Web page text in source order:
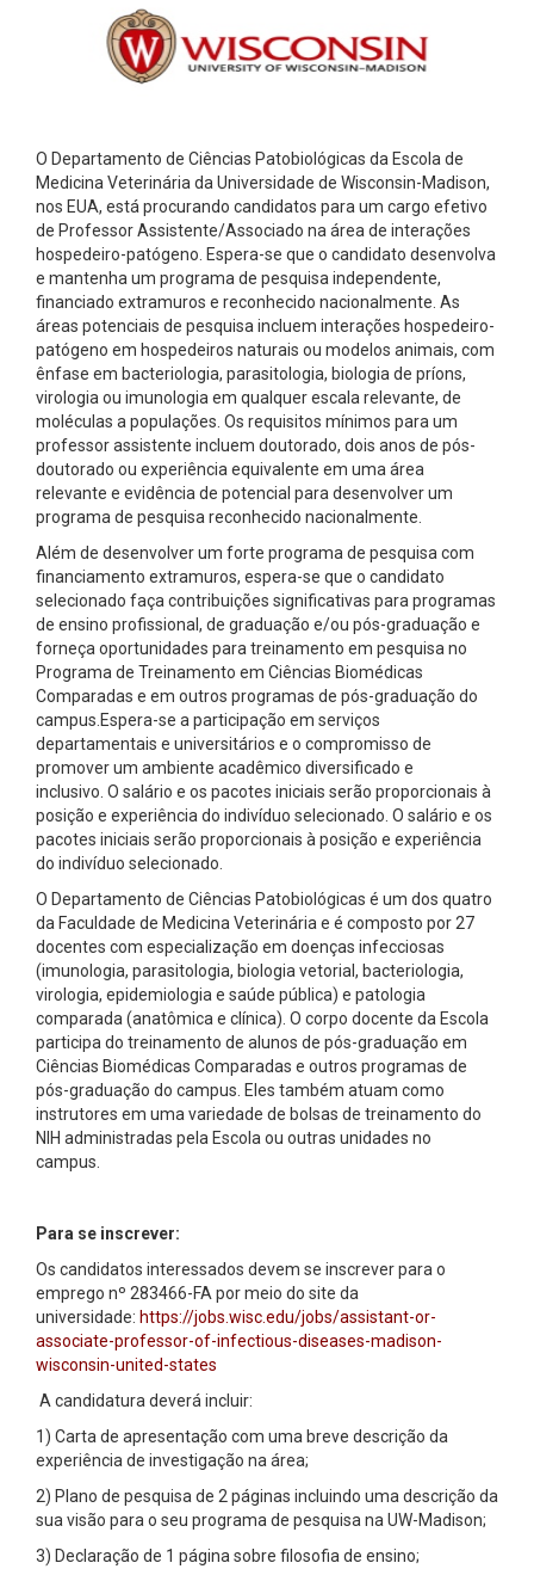
O Departamento de Ciências Patobiológicas da Escola de
Medicina Veterinária da Universidade de Wisconsin-Madison,
nos EUA, está procurando candidatos para um cargo efetivo
de Professor Assistente/Associado na área de interações
hospedeiro-patógeno. Espera-se que o candidato desenvolva
e mantenha um programa de pesquisa independente,
financiado extramuros e reconhecido nacionalmente. As
áreas potenciais de pesquisa incluem interações hospedeiro-
patógeno em hospedeiros naturais ou modelos animais, com
ênfase em bacteriologia, parasitologia, biologia de príons,
virologia ou imunologia em qualquer escala relevante, de
moléculas a populações. Os requisitos mínimos para um
professor assistente incluem doutorado, dois anos de pós-
doutorado ou experiência equivalente em uma área
relevante e evidência de potencial para desenvolver um
programa de pesquisa reconhecido nacionalmente.
Além de desenvolver um forte programa de pesquisa com
financiamento extramuros, espera-se que o candidato
selecionado faça contribuições significativas para programas
de ensino profissional, de graduação e/ou pós-graduação e
forneça oportunidades para treinamento em pesquisa no
Programa de Treinamento em Ciências Biomédicas
Comparadas e em outros programas de pós-graduação do
campus. Espera-se a participação em serviços
departamentais e universitários e o compromisso de
promover um ambiente acadêmico diversificado e
inclusivo. O salário e os pacotes iniciais serão proporcionais à
posição e experiência do indivíduo selecionado. O salário e os
pacotes iniciais serão proporcionais à posição e experiência
do indivíduo selecionado.
O Departamento de Ciências Patobiológicas é um dos quatro
da Faculdade de Medicina Veterinária e é composto por 27
docentes com especialização em doenças infecciosas
(imunologia, parasitologia, biologia vetorial, bacteriologia,
virologia, epidemiologia e saúde pública) e patologia
comparada (anatômica e clínica). O corpo docente da Escola
participa do treinamento de alunos de pós-graduação em
Ciências Biomédicas Comparadas e outros programas de
pós-graduação do campus. Eles também atuam como
instrutores em uma variedade de bolsas de treinamento do
NIH administradas pela Escola ou outras unidades no
campus.
Para se inscrever:
Os candidatos interessados ​​​​devem se inscrever para o
emprego nº 283466-FA por meio do site da
universidade: https://jobs.wisc.edu/jobs/assistant-or-
associate-professor-of-infectious-diseases-madison-
wisconsin-united-states
A candidatura deverá incluir:
1) Carta de apresentação com uma breve descrição da
experiência de investigação na área;
2) Plano de pesquisa de 2 páginas incluindo uma descrição da
sua visão para o seu programa de pesquisa na UW-Madison;
3) Declaração de 1 página sobre filosofia de ensino;